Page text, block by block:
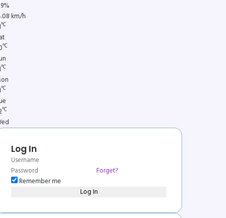
km/h
℃
℃
℃
℃
℃
Log In
Forget?
Remember me
Log In